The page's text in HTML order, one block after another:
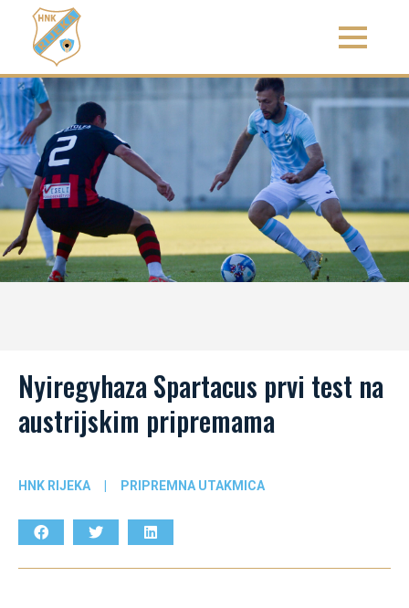
Nyiregyhaza Spartacus prvi test na
austrijskim pripremama
HNK RIJEKA | PRIPREMNA UTAKMICA